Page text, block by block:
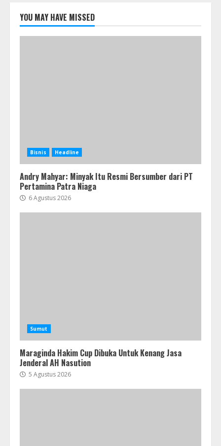
YOU MAY HAVE MISSED
Bisnis Headline
Andry Mahyar: Minyak Itu Resmi Bersumber dari PT
Pertamina Patra Niaga
6 Agustus 2026
Sumut
Maraginda Hakim Cup Dibuka Untuk Kenang Jasa
Jenderal AH Nasution
5 Agustus 2026